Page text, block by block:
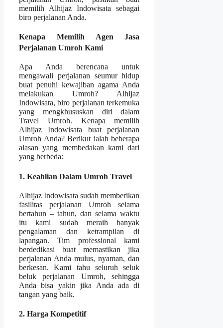
memilih Alhijaz Indowisata sebagai
biro perjalanan Anda.
Kenapa Memilih Agen Jasa
Perjalanan Umroh Kami
Apa Anda berencana untuk
mengawali perjalanan seumur hidup
buat penuhi kewajiban agama Anda
melakukan Umroh? Alhijaz
Indowisata, biro perjalanan terkemuka
yang mengkhususkan diri dalam
Travel Umroh. Kenapa memilih
Alhijaz Indowisata buat perjalanan
Umroh Anda? Berikut ialah beberapa
alasan yang membedakan kami dari
yang berbeda:
1. Keahlian Dalam Umroh Travel
Alhijaz Indowisata sudah memberikan
fasilitas perjalanan Umroh selama
bertahun – tahun, dan selama waktu
itu kami sudah meraih banyak
pengalaman dan ketrampilan di
lapangan. Tim professional kami
berdedikasi buat memastikan jika
perjalanan Anda mulus, nyaman, dan
berkesan. Kami tahu seluruh seluk
beluk perjalanan Umroh, sehingga
Anda bisa yakin jika Anda ada di
tangan yang baik.
2. Harga Kompetitif